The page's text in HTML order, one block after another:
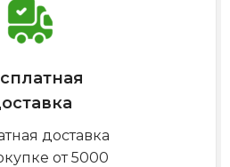
доставка
от 5000